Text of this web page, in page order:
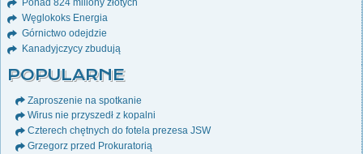
Ponad 824 miliony złotych
Węglokoks Energia
Górnictwo odejdzie
Kanadyjczycy zbudują
POPULARNE
Zaproszenie na spotkanie
Wirus nie przyszedł z kopalni
Czterech chętnych do fotela prezesa JSW
Grzegorz przed Prokuratorią